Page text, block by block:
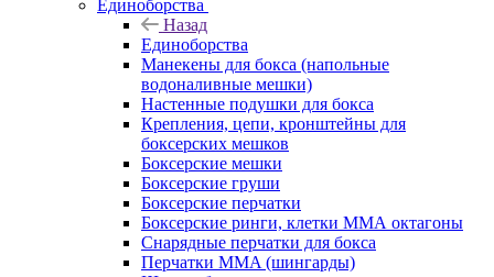
Единоборства
Назад
Единоборства
Манекены для бокса (напольные
водоналивные мешки)
Настенные подушки для бокса
Крепления, цепи, кронштейны для
боксерских мешков
Боксерские мешки
Боксерские груши
Боксерские перчатки
Боксерские ринги, клетки ММА октагоны
Снарядные перчатки для бокса
Перчатки MMA (шингарды)